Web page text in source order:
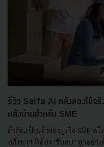
รีวิว Saifa AI หลังลองใช้จริ
หลังบ้านสำหรับ SME
ถ้าคุณเป็นเจ้าของธุรกิจ SME ห
อสังหาฯ ที่ต้อง ‘รับจบ’ ทุกอย่า